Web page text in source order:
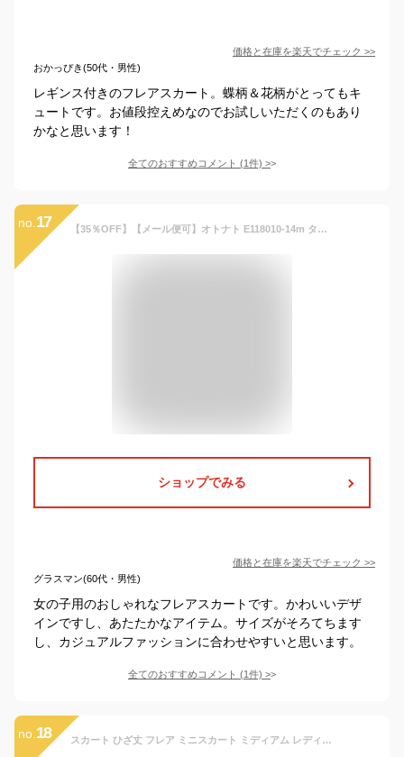
価格と在庫を楽天でチェック >>
おかっぴき(50代・男性)
レギンス付きのフレアスカート。蝶柄＆花柄がとってもキ
ュートです。お値段控えめなのでお試しいただくのもあり
かなと思います！
全てのおすすめコメント (1件) >
no. 17 【35％OFF】【メール便可】オトナト E118010-14m タックボリュームスカート キッズ ボトム ボトムス スカート 無地 シンプル フレアスカート ウエストゴム 女の子 子供服 Otonato 4022082 f20ss-b
ショップでみる
価格と在庫を楽天でチェック >>
グラスマン(60代・男性)
女の子用のおしゃれなフレアスカートです。かわいいデザ
インですし、あたたかなアイテム。サイズがそろてちます
し、カジュアルファッションに合わせやすいと思います。
全てのおすすめコメント (1件) >
no. 18 スカート ひざ丈 フレア ミニスカート ミディアム レディース Lulu&berry インナーパンツ付き フレアスカート 全7色 (ar-SKm) スカート ミニ丈 春夏 ひざ上 かわいい おしゃれ カジュアル セクシー ガーリー プチプラ Aラインシルエットがかわいい◎【送料200】